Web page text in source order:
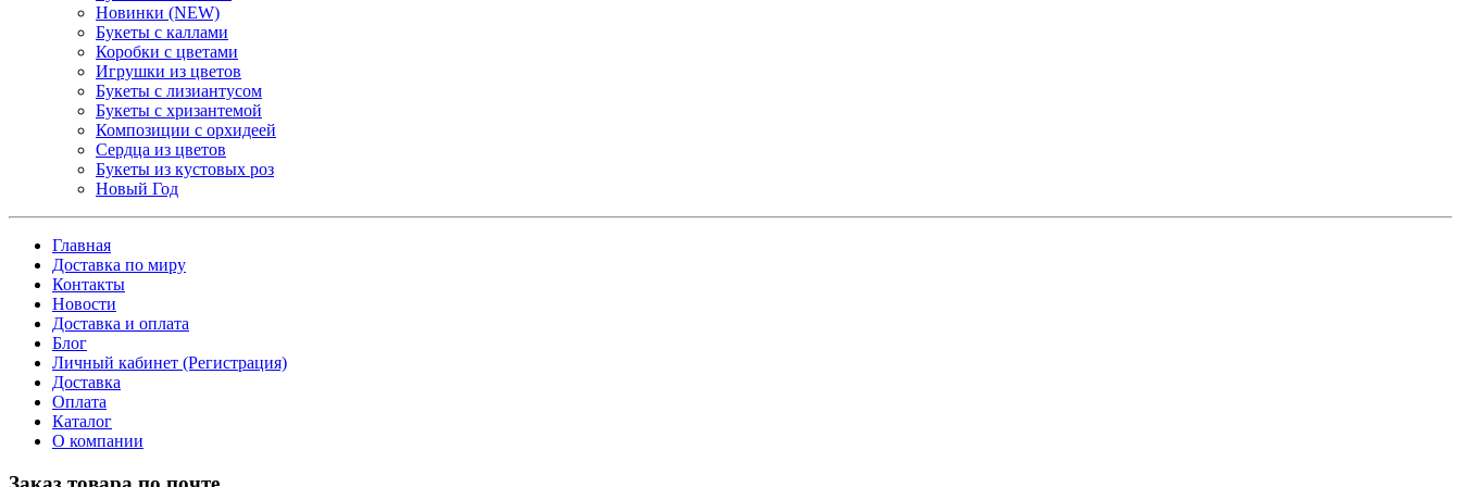
Новинки (NEW)
Букеты с каллами
Коробки с цветами
Игрушки из цветов
Букеты с лизиантусом
Букеты с хризантемой
Композиции с орхидеей
Сердца из цветов
Букеты из кустовых роз
Новый Год
Главная
Доставка по миру
Контакты
Новости
Доставка и оплата
Блог
Личный кабинет (Регистрация)
Доставка
Оплата
Каталог
О компании